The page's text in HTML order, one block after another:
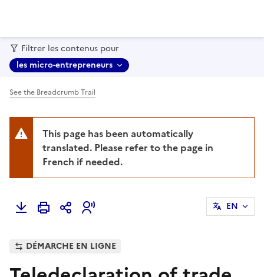
Filtrer les contenus pour
les micro-entrepreneurs
See the Breadcrumb Trail
This page has been automatically
translated. Please refer to the page in
French if needed.
EN
DÉMARCHE EN LIGNE